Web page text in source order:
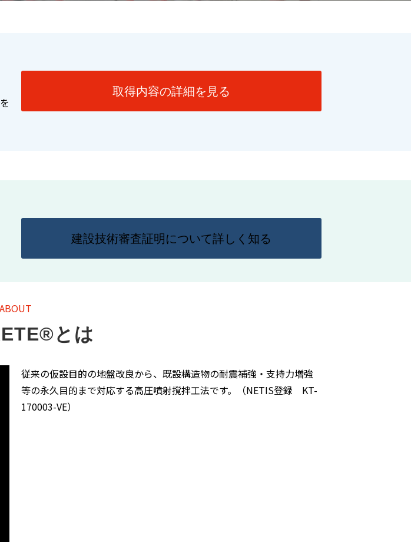
取得内容の詳細を見る
建設技術審査証明について詳しく知る
ABOUT
とは
従来の仮設目的の地盤改良から、既設構造物の耐震補強・支持力増強
等の永久目的まで対応する高圧噴射撹拌工法です。（NETIS登録 KT-
170003-VE）